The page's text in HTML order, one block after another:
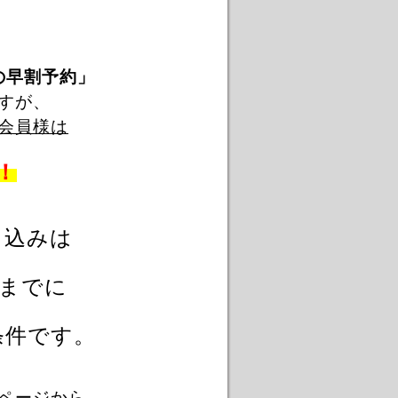
割予約」
が、
員様は
みは
でに
です。